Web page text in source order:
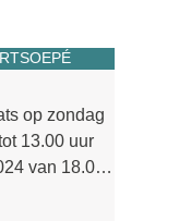
op zondag
13.00 uur
van 18.00